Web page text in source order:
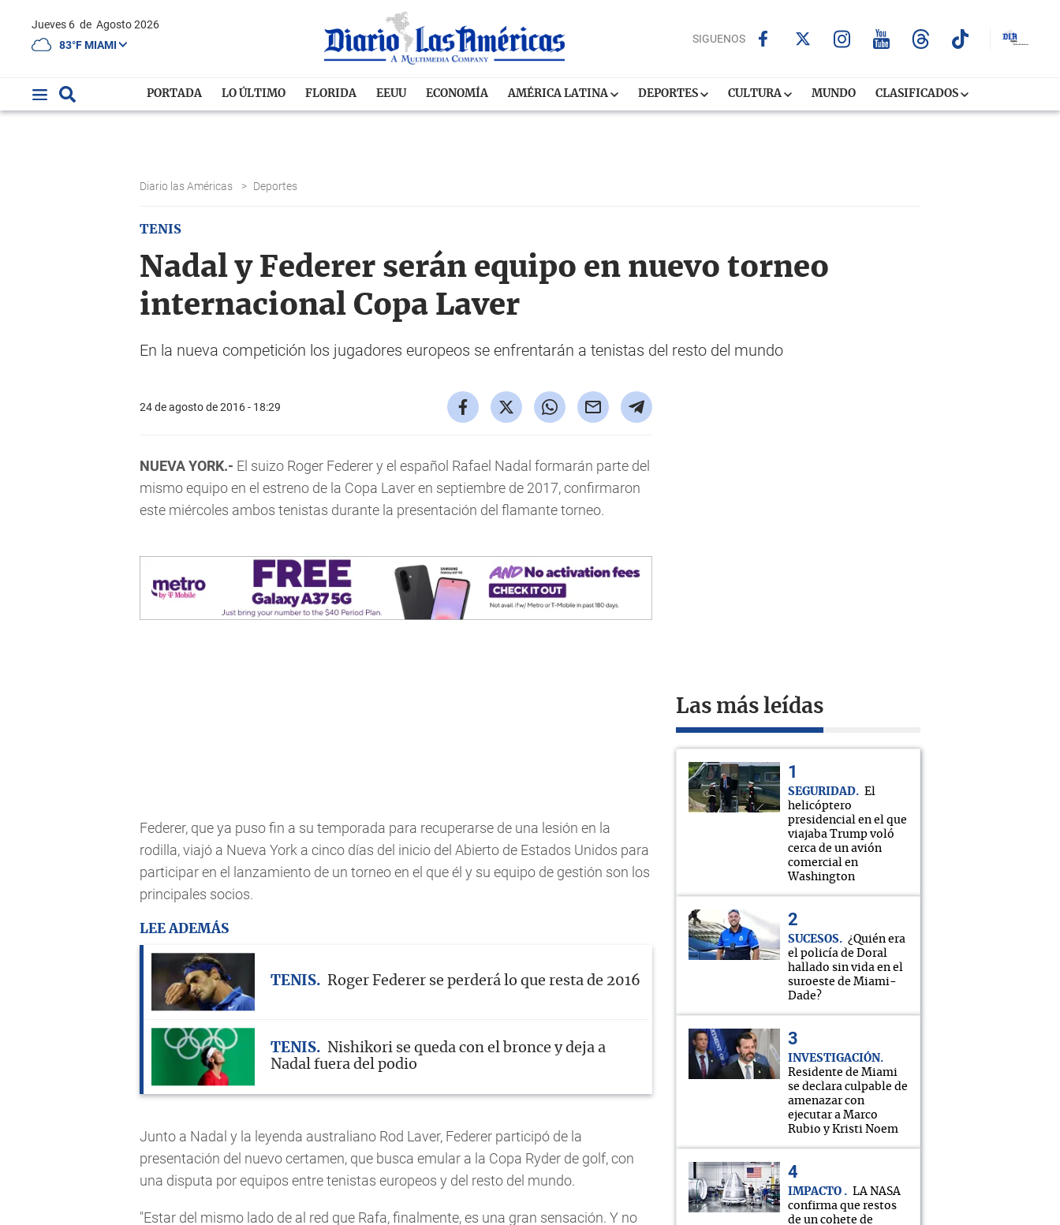
Jueves 6 de Agosto 2026
83°F MIAMI
SIGUENOS
PORTADA LO ÚLTIMO FLORIDA EEUU ECONOMÍA AMÉRICA LATINA DEPORTES CULTURA MUNDO CLASIFICADOS
Diario las Américas > Deportes
TENIS
Nadal y Federer serán equipo en nuevo torneo
internacional Copa Laver
En la nueva competición los jugadores europeos se enfrentarán a tenistas del resto del mundo
24 de agosto de 2016 - 18:29
NUEVA YORK.- El suizo Roger Federer y el español Rafael Nadal formarán parte del
mismo equipo en el estreno de la Copa Laver en septiembre de 2017, confirmaron
este miércoles ambos tenistas durante la presentación del flamante torneo.
Federer, que ya puso fin a su temporada para recuperarse de una lesión en la
rodilla, viajó a Nueva York a cinco días del inicio del Abierto de Estados Unidos para
participar en el lanzamiento de un torneo en el que él y su equipo de gestión son los
principales socios.
LEE ADEMÁS
TENIS Roger Federer se perderá lo que resta de 2016
TENIS
Nishikori se queda con el bronce y deja a
Nadal fuera del podio
Junto a Nadal y la leyenda australiano Rod Laver, Federer participó de la
presentación del nuevo certamen, que busca emular a la Copa Ryder de golf, con
una disputa por equipos entre tenistas europeos y del resto del mundo.
"Estar del mismo lado de al red que Rafa, finalmente, es una gran sensación. Y no
Las más leídas
SEGURIDAD
El
helicóptero
presidencial en el que
viajaba Trump voló
cerca de un avión
comercial en
Washington
SUCESOS
¿Quién era
el policía de Doral
hallado sin vida en el
suroeste de Miami-
Dade?
INVESTIGACIÓN
Residente de Miami
se declara culpable de
amenazar con
ejecutar a Marco
Rubio y Kristi Noem
IMPACTO
LA NASA
confirma que restos
de un cohete de